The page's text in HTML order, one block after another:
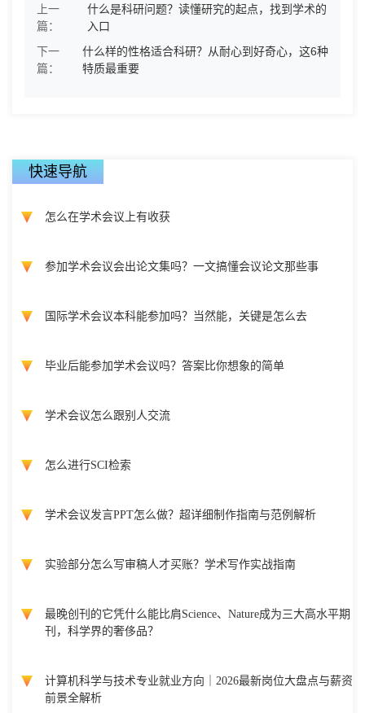
上一
篇：
什么是科研问题？读懂研究的起点，找到学术的
入口
下一
篇：
什么样的性格适合科研？从耐心到好奇心，这6种
特质最重要
快速导航
怎么在学术会议上有收获
参加学术会议会出论文集吗？一文搞懂会议论文那些事
国际学术会议本科能参加吗？当然能，关键是怎么去
毕业后能参加学术会议吗？答案比你想象的简单
学术会议怎么跟别人交流
怎么进行SCI检索
学术会议发言PPT怎么做？超详细制作指南与范例解析
实验部分怎么写审稿人才买账？学术写作实战指南
最晚创刊的它凭什么能比肩Science、Nature成为三大高水平期
刊，科学界的奢侈品？
计算机科学与技术专业就业方向｜2026最新岗位大盘点与薪资
前景全解析